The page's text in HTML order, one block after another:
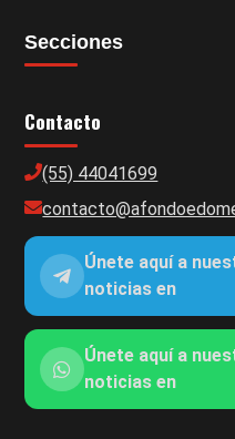
Secciones
Contacto
(55) 44041699
Únete aquí a
noticias en
Únete aquí a
noticias en